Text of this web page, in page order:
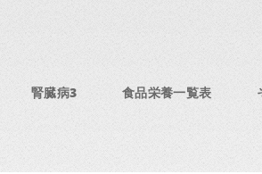
腎臓病3 食品栄養一覧表